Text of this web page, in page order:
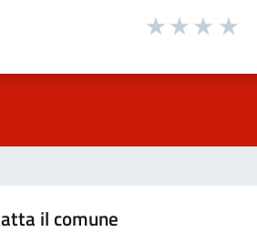
il comune